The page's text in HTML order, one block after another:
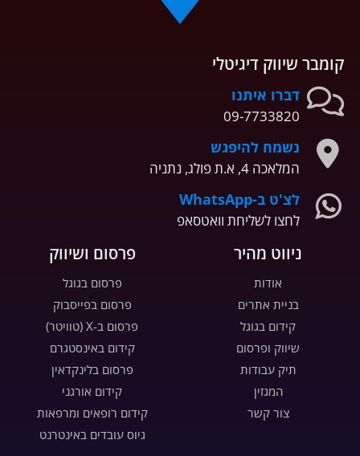
קומבר שיווק דיגיטלי
דברו איתנו
09-7733820
נשמח להיפגש
המלאכה 4, א.ת פולג, נתניה
לצ'ט ב-WhatsApp
לחצו לשליחת וואטסאפ
ניווט מהיר
אודות
בניית אתרים
קידום בגוגל
שיווק ופרסום
תיק עבודות
המגזין
צור קשר
פרסום ושיווק
פרסום בגוגל
פרסום בפייסבוק
פרסום ב-X (טוויטר)
קידום באינסטגרם
פרסום בלינקדאין
קידום אורגני
קידום רופאים ומרפאות
גיוס עובדים באינטרנט